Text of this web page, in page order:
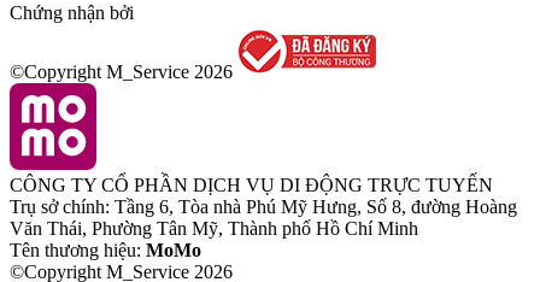
Chứng nhận bởi
©Copyright M_Service 2026
CÔNG TY CỔ PHẦN DỊCH VỤ DI ĐỘNG TRỰC TUYẾN
Trụ sở chính: Tầng 6, Tòa nhà Phú Mỹ Hưng, Số 8, đường Hoàng
Văn Thái, Phường Tân Mỹ, Thành phố Hồ Chí Minh
Tên thương hiệu: MoMo
©Copyright M_Service 2026